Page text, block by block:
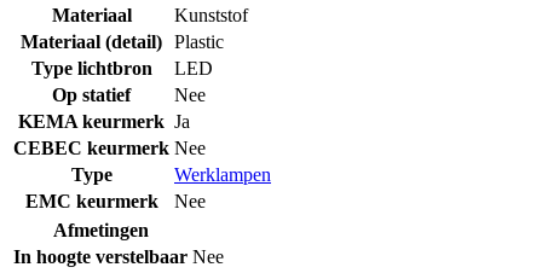
Materiaal
Kunststof
Materiaal (detail) Plastic
Type lichtbron
LED
Op statief
Nee
KEMA keurmerk Ja
CEBEC keurmerk Nee
Type
Werklampen
EMC keurmerk
Nee
Afmetingen
In hoogte verstelbaar Nee